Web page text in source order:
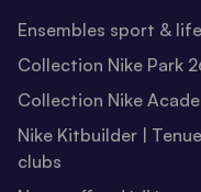
Ensembles sport &
Collection Nike Park
Collection Nike
Nike Kitbuilder |
clubs